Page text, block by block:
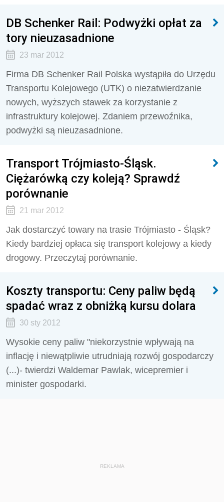
DB Schenker Rail: Podwyżki opłat za
tory nieuzasadnione
23 mar 2012
Firma DB Schenker Rail Polska wystąpiła do Urzędu
Transportu Kolejowego (UTK) o niezatwierdzanie
nowych, wyższych stawek za korzystanie z
infrastruktury kolejowej. Zdaniem przewoźnika,
podwyżki są nieuzasadnione.
Transport Trójmiasto-Śląsk.
Ciężarówką czy koleją? Sprawdź
porównanie
21 mar 2012
Jak dostarczyć towary na trasie Trójmiasto - Śląsk?
Kiedy bardziej opłaca się transport kolejowy a kiedy
drogowy. Przeczytaj porównanie.
Koszty transportu: Ceny paliw będą
spadać wraz z obniżką kursu dolara
30 sty 2012
Wysokie ceny paliw "niekorzystnie wpływają na
inflację i niewątpliwie utrudniają rozwój gospodarczy
(...)- twierdzi Waldemar Pawlak, wicepremier i
minister gospodarki.
REKLAMA